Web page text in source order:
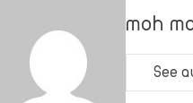
moh
See